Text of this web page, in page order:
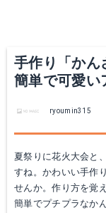
手作り「かん
簡単で可愛い
ryoumin315
夏祭りに花火大会と
すね。かわいい手作
せんか。作り方を覚
簡単でプチプラなか